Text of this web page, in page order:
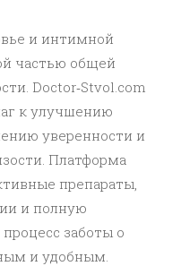
и интимной
частью общей
Doctor‑Stvol.com
к улучшению
уверенности и
Платформа
препараты,
и полную
заботы о
и удобным.